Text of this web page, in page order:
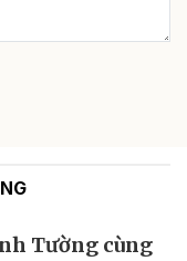
Tường cùng